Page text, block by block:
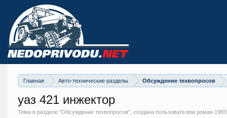
Главная Авто-технические разделы Обсуждение техвопросов
уаз 421 инжектор
Тема в разделе "Обсуждение техвопросов", создана пользователем роман